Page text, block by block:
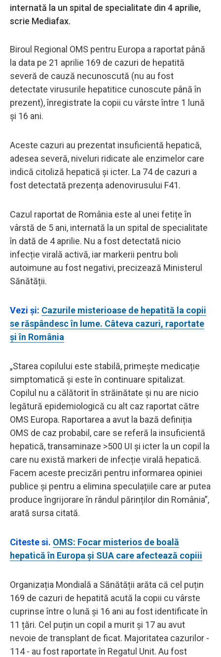
internată la un spital de specialitate din 4 aprilie,
scrie Mediafax.
Biroul Regional OMS pentru Europa a raportat până
la data pe 21 aprilie 169 de cazuri de hepatită
severă de cauză necunoscută (nu au fost
detectate virusurile hepatitice cunoscute până în
prezent), înregistrate la copii cu vârste între 1 lună
și 16 ani.
Aceste cazuri au prezentat insuficientă hepatică,
adesea severă, niveluri ridicate ale enzimelor care
indică citoliză hepatică și icter. La 74 de cazuri a
fost detectată prezența adenovirusului F41.
Cazul raportat de România este al unei fetițe în
vârstă de 5 ani, internată la un spital de specialitate
în dată de 4 aprilie. Nu a fost detectată nicio
infecție virală activă, iar markerii pentru boli
autoimune au fost negativi, precizează Ministerul
Sănătății.
Vezi și: Cazurile misterioase de hepatită la copii
se răspândesc în lume. Câteva cazuri, raportate
și în România
„Starea copilului este stabilă, primește medicație
simptomatică și este în continuare spitalizat.
Copilul nu a călătorit în străinătate și nu are nicio
legătură epidemiologică cu alt caz raportat către
OMS Europa. Raportarea a avut la bază definiția
OMS de caz probabil, care se referă la insuficientă
hepatică, transaminaze >500 UI și icter la un copil la
care nu există markeri de infecție virală hepatică.
Facem aceste precizări pentru informarea opiniei
publice și pentru a elimina speculațiile care ar putea
produce îngrijorare în rândul părinților din România”,
arată sursa citată.
Citeste si. OMS: Focar misterios de boală
hepatică în Europa şi SUA care afectează copiii
Organizația Mondială a Sănătății arăta că cel puțin
169 de cazuri de hepatită acută la copii cu vârste
cuprinse între o lună și 16 ani au fost identificate în
11 țări. Cel puțin un copil a murit și 17 au avut
nevoie de transplant de ficat. Majoritatea cazurilor -
114 - au fost raportate în Regatul Unit. Au fost